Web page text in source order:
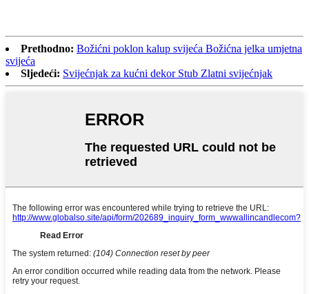
Prethodno: Božićni poklon kalup svijeća Božićna jelka umjetna
svijeća
Sljedeći: Svijećnjak za kućni dekor Stub Zlatni svijećnjak